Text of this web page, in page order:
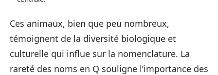
Ces animaux, bien que peu nombreux,
témoignent de la diversité biologique et
culturelle qui influe sur la nomenclature. La
rareté des noms en Q souligne l’importance des